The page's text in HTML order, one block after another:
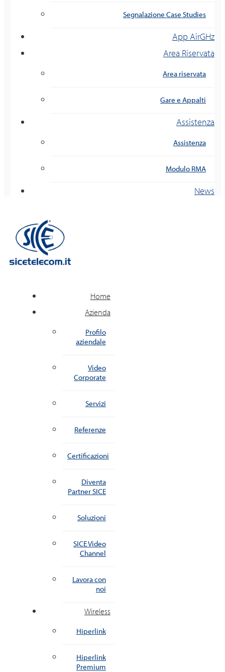
Segnalazione Case Studies
App AirGHz
Area Riservata
Area riservata
Gare e Appalti
Assistenza
Assistenza
Modulo RMA
News
Home
Azienda
Profilo
aziendale
Video
Corporate
Servizi
Referenze
Certificazioni
Diventa
Partner SICE
Soluzioni
SICE Video
Channel
Lavora con
noi
Wireless
Hiperlink
Hiperlink
Premium